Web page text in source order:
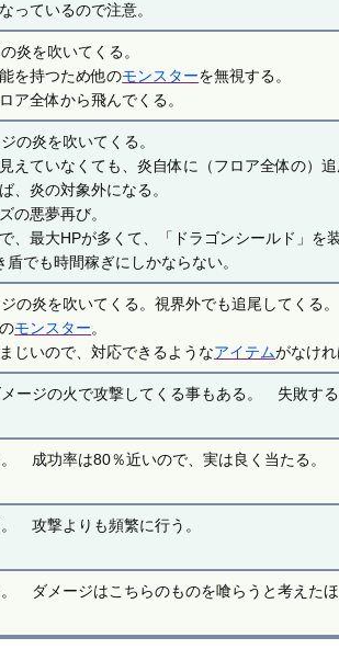
っているので注意。
炎を吹いてくる。
を持つため他のモンスターを無視する。
ア全体から飛んでくる。
の炎を吹いてくる。
えていなくても、炎自体に（フロア全体の）追
、炎の対象外になる。
の悪夢再び。
、最大HPが多くて、「ドラゴンシールド」を
でも時間稼ぎにしかならない。
の炎を吹いてくる。視界外でも追尾してくる。
モンスター。
じいので、対応できるようなアイテムがなけれ
ージの火で攻撃してくる事もある。 失敗する
成功率は80％近いので、実は良く当たる。
攻撃よりも頻繁に行う。
ダメージはこちらのものを喰らうと考えたほ